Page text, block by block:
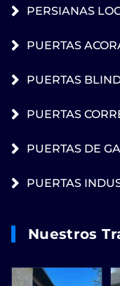
PERSIANAS
PUERTAS
PUERTAS
PUERTAS
PUERTAS DE
PUERTAS
Nuestros